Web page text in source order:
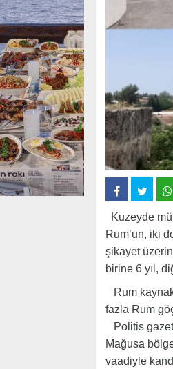
Kuzeyde
Rum’un, iki
şikayet
birine 6 yıl,
Rum
fazla Rum
Politis
Mağusa
vaadiyle